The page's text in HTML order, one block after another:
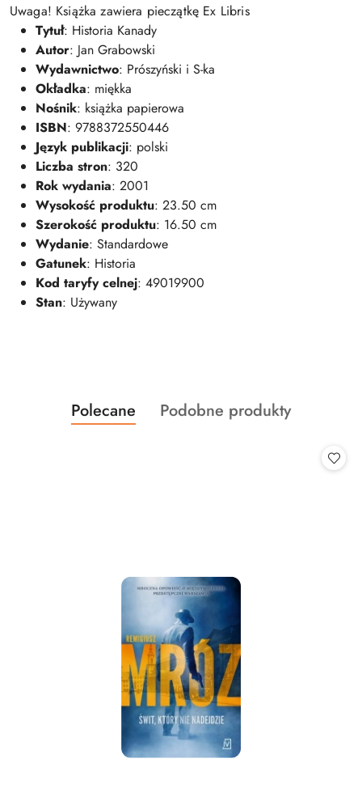
Uwaga! Książka zawiera pieczątkę Ex Libris
Tytuł: Historia Kanady
Autor: Jan Grabowski
Wydawnictwo: Prószyński i S-ka
Okładka: miękka
Nośnik: książka papierowa
ISBN: 9788372550446
Język publikacji: polski
Liczba stron: 320
Rok wydania: 2001
Wysokość produktu: 23.50 cm
Szerokość produktu: 16.50 cm
Wydanie: Standardowe
Gatunek: Historia
Kod taryfy celnej: 49019900
Stan: Używany
Pomiń karuzelę produktów
Produkty
o
Polecane
Produkty
Podobne produkty